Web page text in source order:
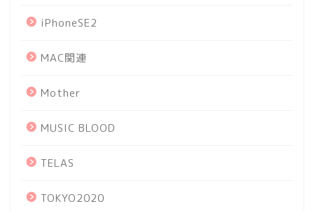
iPhoneSE2
MAC関連
Mother
MUSIC BLOOD
TELAS
TOKYO2020